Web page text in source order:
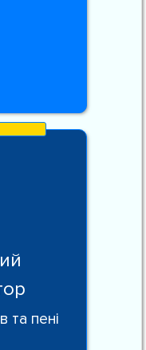
та пені